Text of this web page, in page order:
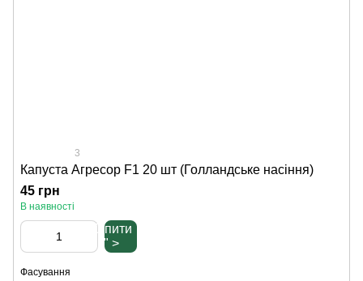
3
Капуста Агресор F1 20 шт (Голландське насіння)
45 грн
В наявності
Купити
" >
Фасування